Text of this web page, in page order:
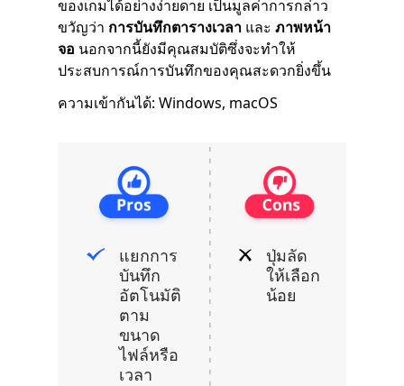
ของเกมได้อย่างง่ายดาย เป็นมูลค่าการกล่าว
ขวัญว่า การบันทึกตารางเวลา และ ภาพหน้า
จอ นอกจากนี้ยังมีคุณสมบัติซึ่งจะทำให้
ประสบการณ์การบันทึกของคุณสะดวกยิ่งขึ้น
ความเข้ากันได้: Windows, macOS
แยกการ
บันทึก
อัตโนมัติ
ตาม
ขนาด
ไฟล์หรือ
เวลา
ปุ่มลัด
ให้เลือก
น้อย